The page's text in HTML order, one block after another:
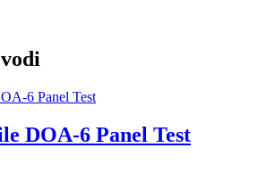
DOA-6 Panel Test